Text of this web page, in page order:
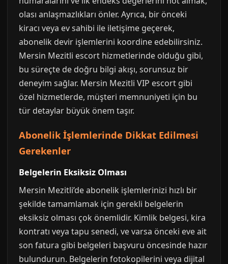
olası anlaşmazlıkları önler. Ayrıca, bir önceki
kiracı veya ev sahibi ile iletişime geçerek,
abonelik devir işlemlerini koordine edebilirsiniz.
Mersin Mezitli escort hizmetlerinde olduğu gibi,
bu süreçte de doğru bilgi akışı, sorunsuz bir
deneyim sağlar. Mersin Mezitli VIP escort gibi
özel hizmetlerde, müşteri memnuniyeti için bu
tür detaylar büyük önem taşır.
Abonelik İşlemlerinde Dikkat Edilmesi
Gerekenler
Belgelerin Eksiksiz Olması
Mersin Mezitli’de abonelik işlemlerinizi hızlı bir
şekilde tamamlamak için gerekli belgelerin
eksiksiz olması çok önemlidir. Kimlik belgesi, kira
kontratı veya tapu senedi, ve varsa önceki eve ait
son fatura gibi belgeleri başvuru öncesinde hazır
bulundurun. Belgelerin fotokopilerini veya dijital